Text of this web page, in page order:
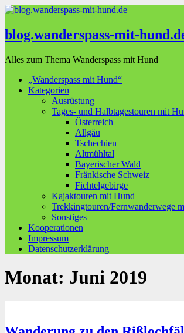
blog.wanderspass-mit-
Alles zum Thema Wanderspass mit Hund
„Wanderspass mit Hund“
Kategorien
Ausrüstung
Tages- und Halbtagestouren mit
Österreich
Allgäu
Tschechien
Altmühltal
Bayerischer Wald
Fränkische Schweiz
Fichtelgebirge
Kajaktouren mit Hund
Trekkingtouren/Fernwanderwege
Sonstiges
Kooperationen
Impressum
Datenschutzerklärung
Monat: Juni 2019